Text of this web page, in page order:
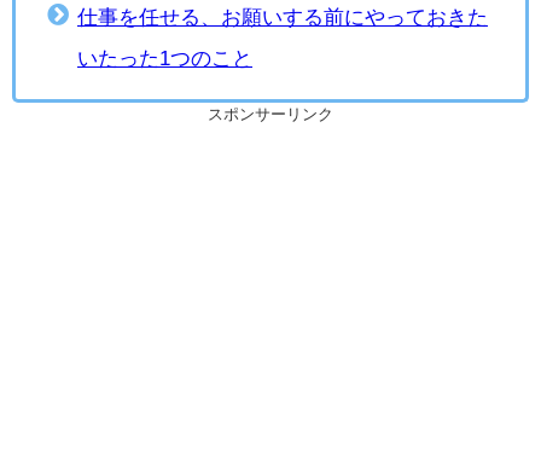
仕事を任せる、お願いする前にやっておきた
いたった1つのこと
スポンサーリンク